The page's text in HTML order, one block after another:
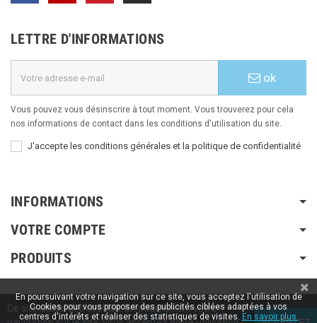
LETTRE D'INFORMATIONS
ok
Vous pouvez vous désinscrire à tout moment. Vous trouverez pour cela
nos informations de contact dans les conditions d'utilisation du site.
J'accepte les conditions générales et la politique de confidentialité
INFORMATIONS
VOTRE COMPTE
PRODUITS
Copyright © 2020 / 2022 / 2023Aspiration-ams.fr| Fait par ESH-dev.fr
Ce site utilise des cookies. En poursuivant votre
En poursuivant votre navigation sur ce site, vous acceptez l'utilisation de
Cookies pour vous proposer des publicités ciblées adaptées à vos
centres d'intérêts et réaliser des statistiques de visites. En savoir plus.